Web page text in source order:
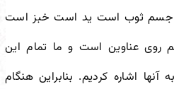
جسم ثوب است ید است خبز است
عناوین است و ما تمام این
اشاره کردیم. بنابراین هنگام